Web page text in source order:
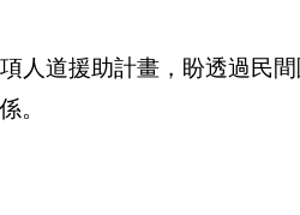
人道援助計畫，盼透過民
。